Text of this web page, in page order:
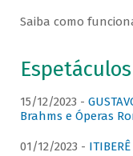
Saiba como
15/12/2023 -
Brahms e Óperas
01/12/2023 -